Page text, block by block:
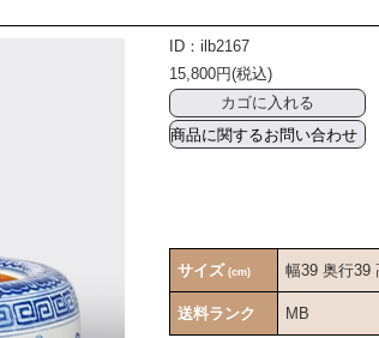
ID：ilb2167
15,800円(税込)
商品に関するお問い合わせ
サイズ (cm) 幅39 奥行39
送料ランク MB